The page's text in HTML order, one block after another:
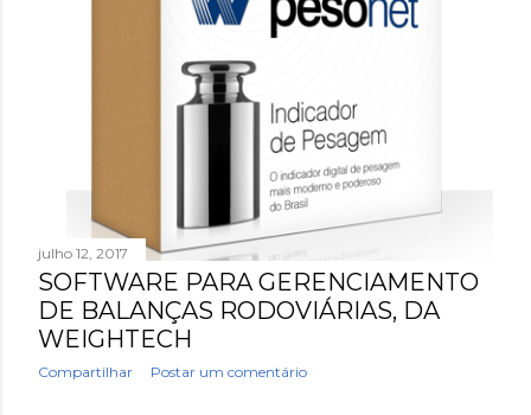
julho 12, 2017
SOFTWARE PARA GERENCIAMENTO
DE BALANÇAS RODOVIÁRIAS, DA
WEIGHTECH
Compartilhar Postar um comentário